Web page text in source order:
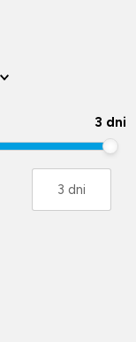
3 dni